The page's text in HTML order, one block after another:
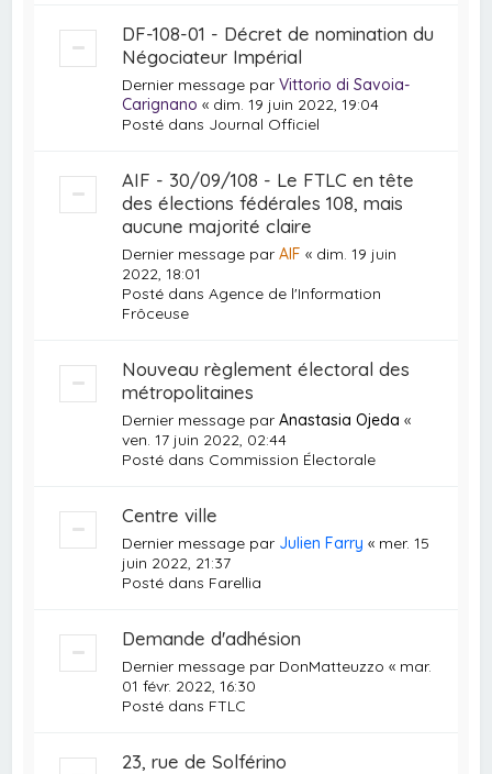
DF-108-01 - Décret de nomination du
Négociateur Impérial
Dernier message parVittorio di Savoia-
Carignano « dim. 19 juin 2022, 19:04
Posté dans Journal Officiel
AIF - 30/09/108 - Le FTLC en tête
des élections fédérales 108, mais
aucune majorité claire
Dernier message parAIF « dim. 19 juin
2022, 18:01
Posté dansAgence de l'Information
Frôceuse
Nouveau règlement électoral des
métropolitaines
Dernier message parAnastasia Ojeda «
ven. 17 juin 2022, 02:44
Posté dans Commission Électorale
Centre ville
Dernier message par Julien Farry « mer. 15
juin 2022, 21:37
Posté dans Farellia
Demande d'adhésion
Dernier message par DonMatteuzzo « mar.
01 févr. 2022, 16:30
Posté dans FTLC
23, rue de Solférino